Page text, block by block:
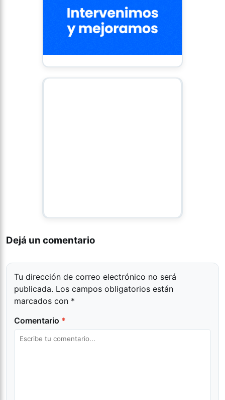
Dejá un comentario
Tu dirección de correo electrónico no será
publicada. Los campos obligatorios están
marcados con *
Comentario *